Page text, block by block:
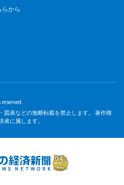
から
図表などの無断転載を禁止します。 著作権
に属します。